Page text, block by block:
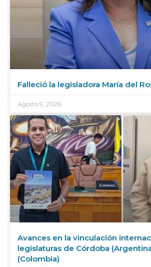
Falleció la legisladora María del
Agosto 9, 2026
Avances en la vinculación
legislaturas de Córdoba
(Colombia)